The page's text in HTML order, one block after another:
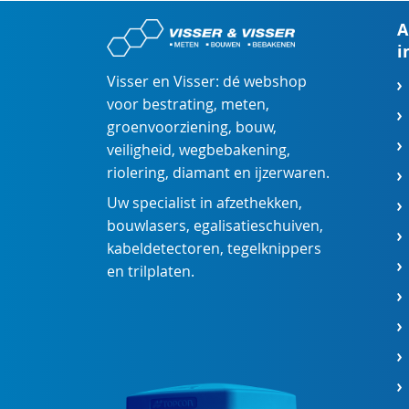
Visser en Visser: dé webshop
voor bestrating, meten,
groenvoorziening, bouw,
veiligheid, wegbebakening,
riolering, diamant en ijzerwaren.
Uw specialist in afzethekken,
bouwlasers, egalisatieschuiven,
kabeldetectoren, tegelknippers
en trilplaten.